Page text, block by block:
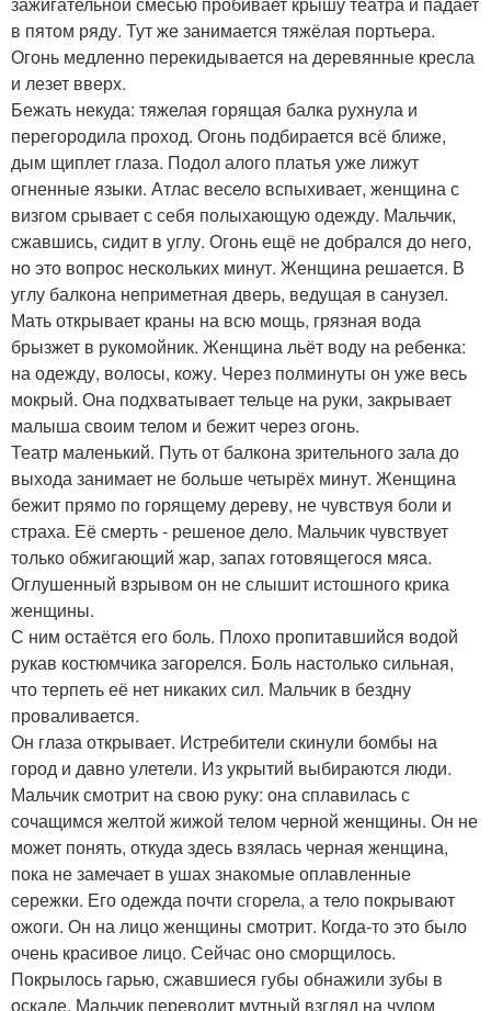
в пятом ряду. Тут же занимается тяжёлая портьера.
Огонь медленно перекидывается на деревянные кресла
и лезет вверх.
Бежать некуда: тяжелая горящая балка рухнула и
перегородила проход. Огонь подбирается всё ближе,
дым щиплет глаза. Подол алого платья уже лижут
огненные языки. Атлас весело вспыхивает, женщина с
визгом срывает с себя полыхающую одежду. Мальчик,
сжавшись, сидит в углу. Огонь ещё не добрался до него,
но это вопрос нескольких минут. Женщина решается. В
углу балкона неприметная дверь, ведущая в санузел.
Мать открывает краны на всю мощь, грязная вода
брызжет в рукомойник. Женщина льёт воду на ребенка:
на одежду, волосы, кожу. Через полминуты он уже весь
мокрый. Она подхватывает тельце на руки, закрывает
малыша своим телом и бежит через огонь.
Театр маленький. Путь от балкона зрительного зала до
выхода занимает не больше четырёх минут. Женщина
бежит прямо по горящему дереву, не чувствуя боли и
страха. Её смерть - решеное дело. Мальчик чувствует
только обжигающий жар, запах готовящегося мяса.
Оглушенный взрывом он не слышит истошного крика
женщины.
С ним остаётся его боль. Плохо пропитавшийся водой
рукав костюмчика загорелся. Боль настолько сильная,
что терпеть её нет никаких сил. Мальчик в бездну
проваливается.
Он глаза открывает. Истребители скинули бомбы на
город и давно улетели. Из укрытий выбираются люди.
Мальчик смотрит на свою руку: она сплавилась с
сочащимся желтой жижой телом черной женщины. Он не
может понять, откуда здесь взялась черная женщина,
пока не замечает в ушах знакомые оплавленные
сережки. Его одежда почти сгорела, а тело покрывают
ожоги. Он на лицо женщины смотрит. Когда-то это было
очень красивое лицо. Сейчас оно сморщилось.
Покрылось гарью, сжавшиеся губы обнажили зубы в
оскале. Мальчик переводит мутный взгляд на чудом